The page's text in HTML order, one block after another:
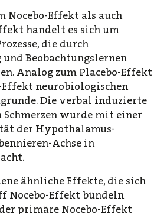
Nocebo-Effekt als auch
handelt es sich um
die durch
Beobachtungslernen
Analog zum Placebo-Effekt
neurobiologischen
Die verbal induzierte
wurde mit einer
der Hypothalamus-
Achse in
ähnliche Effekte, die sich
Nocebo-Effekt bündeln
primäre Nocebo-Effekt